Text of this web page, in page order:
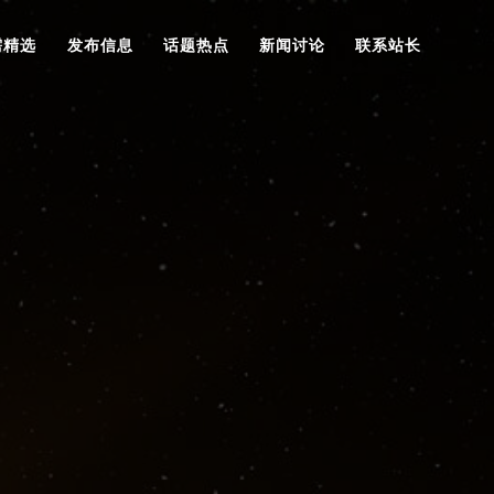
选 发布信息 话题热点 新闻讨论 联系站长